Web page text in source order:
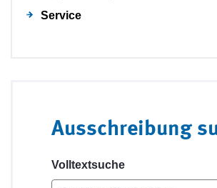
Service
Ausschreibung
Volltextsuche